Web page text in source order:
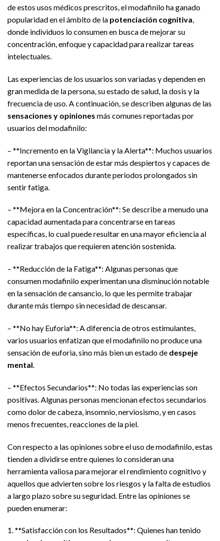
de estos usos médicos prescritos, el modafinilo ha ganado
popularidad en el ámbito de la potenciación cognitiva,
donde individuos lo consumen en busca de mejorar su
concentración, enfoque y capacidad para realizar tareas
intelectuales.
Las experiencias de los usuarios son variadas y dependen en
gran medida de la persona, su estado de salud, la dosis y la
frecuencia de uso. A continuación, se describen algunas de las
sensaciones y opiniones más comunes reportadas por
usuarios del modafinilo:
– **Incremento en la Vigilancia y la Alerta**: Muchos usuarios
reportan una sensación de estar más despiertos y capaces de
mantenerse enfocados durante periodos prolongados sin
sentir fatiga.
– **Mejora en la Concentración**: Se describe a menudo una
capacidad aumentada para concentrarse en tareas
específicas, lo cual puede resultar en una mayor eficiencia al
realizar trabajos que requieren atención sostenida.
– **Reducción de la Fatiga**: Algunas personas que
consumen modafinilo experimentan una disminución notable
en la sensación de cansancio, lo que les permite trabajar
durante más tiempo sin necesidad de descansar.
– **No hay Euforia**: A diferencia de otros estimulantes,
varios usuarios enfatizan que el modafinilo no produce una
sensación de euforia, sino más bien un estado de despeje
mental.
– **Efectos Secundarios**: No todas las experiencias son
positivas. Algunas personas mencionan efectos secundarios
como dolor de cabeza, insomnio, nerviosismo, y en casos
menos frecuentes, reacciones de la piel.
Con respecto a las opiniones sobre el uso de modafinilo, estas
tienden a dividirse entre quienes lo consideran una
herramienta valiosa para mejorar el rendimiento cognitivo y
aquellos que advierten sobre los riesgos y la falta de estudios
a largo plazo sobre su seguridad. Entre las opiniones se
pueden enumerar:
1. **Satisfacción con los Resultados**: Quienes han tenido